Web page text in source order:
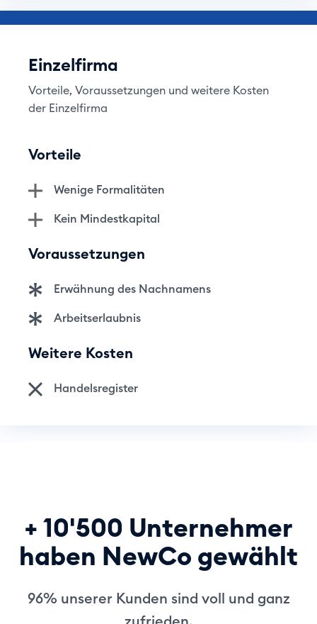
Einzelfirma
Vorteile, Voraussetzungen und weitere Kosten
der Einzelfirma
Vorteile
Wenige Formalitäten
Kein Mindestkapital
Voraussetzungen
Erwähnung des Nachnamens
Arbeitserlaubnis
Weitere Kosten
Handelsregister
+ 10'500 Unternehmer
haben NewCo gewählt
96% unserer Kunden sind voll und ganz